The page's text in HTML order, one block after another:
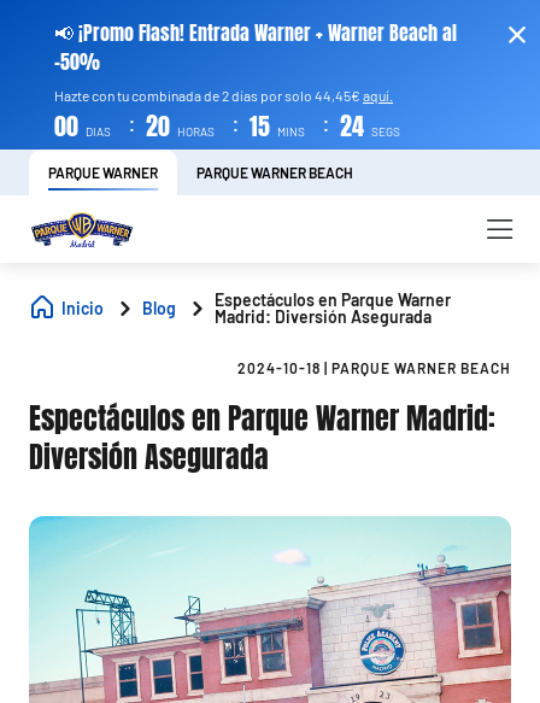
📢 ¡Promo Flash! Entrada Warner + Warner Beach al
-50%
Hazte con tu combinada de 2 días por solo 44,45€ aquí.
00 DIAS : 20 HORAS : 15 MINS : 22 SEGS
PARQUE WARNER PARQUE WARNER BEACH
Inicio Blog
Espectáculos en Parque Warner
Madrid: Diversión Asegurada
2024-10-18 PARQUE WARNER BEACH
Espectáculos en Parque Warner Madrid:
Diversión Asegurada